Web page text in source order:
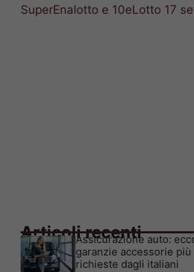
SuperEnalotto e 10eLotto 17
Articoli recenti
Assicurazione auto:
garanzie accessorie più
richieste dagli italiani